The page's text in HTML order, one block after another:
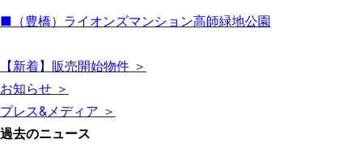
■（豊橋）ライオンズマンション高師緑地公園
【新着】販売開始物件 ＞
お知らせ ＞
プレス&メディア ＞
過去のニュース